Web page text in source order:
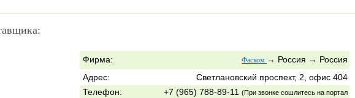
Фирма: Фаском → Россия → Россия
Адрес:
Светлановский проспект, 2, офис 404
Телефон:
+7 (965) 788-89-11 (При звонке сошлитесь на портал